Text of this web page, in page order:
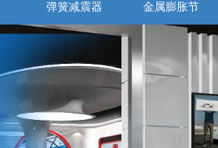
弹簧减震器 金属膨胀节